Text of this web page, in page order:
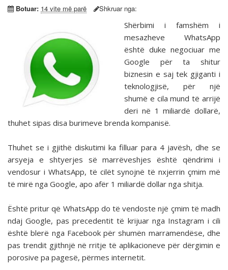
Botuar: 14 vite më parë Shkruar nga:
Shërbimi i famshëm i
mesazheve WhatsApp
është duke negociuar me
Google për ta shitur
biznesin e saj tek gjiganti i
teknologjisë, për një
shumë e cila mund të arrijë
deri në 1 miliardë dollarë,
thuhet sipas disa burimeve brenda kompanisë.
Thuhet se i gjithë diskutimi ka filluar para 4 javësh, dhe se
arsyeja e shtyerjes së marrëveshjes është qëndrimi i
vendosur i WhatsApp, të cilët synojnë të nxjerrin çmim më
të mirë nga Google, apo afër 1 miliardë dollar nga shitja.
Është pritur që WhatsApp do të vendoste një çmim të madh
ndaj Google, pas precedentit të krijuar nga Instagram i cili
është blerë nga Facebook për shumën marramendëse, dhe
pas trendit gjithnjë në rritje të aplikacioneve për dërgimin e
porosive pa pagesë, përmes internetit.